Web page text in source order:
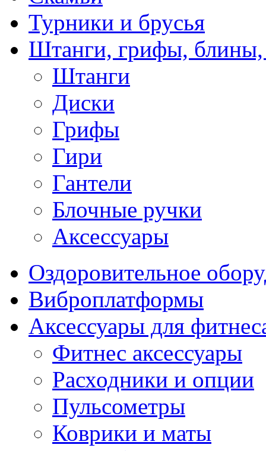
Турники и брусья
Штанги, грифы, блины,
Штанги
Диски
Грифы
Гири
Гантели
Блочные ручки
Аксессуары
Оздоровительное
Виброплатформы
Аксессуары для
Фитнес аксессуары
Расходники и опции
Пульсометры
Коврики и маты